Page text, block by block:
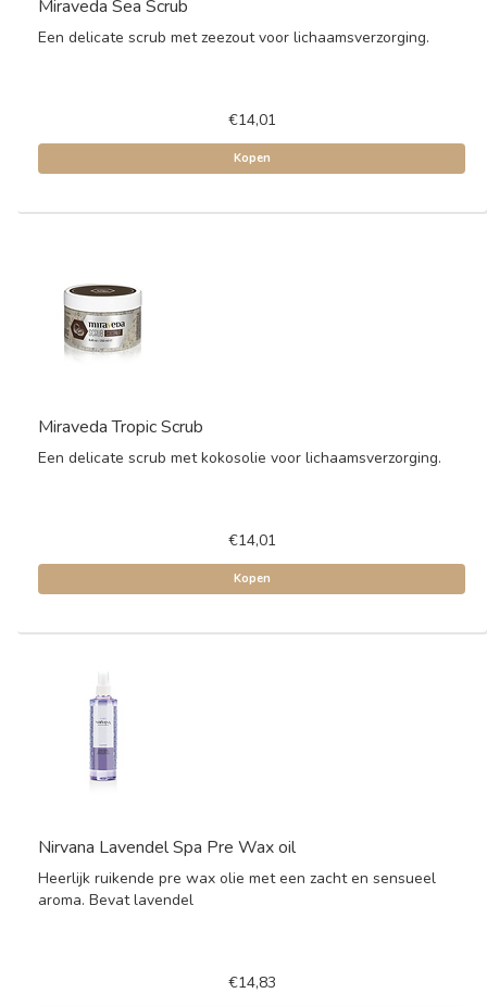
Miraveda Sea Scrub
Een delicate scrub met zeezout voor lichaamsverzorging.
€14,01
Kopen
Miraveda Tropic Scrub
Een delicate scrub met kokosolie voor lichaamsverzorging.
€14,01
Kopen
Nirvana Lavendel Spa Pre Wax oil
Heerlijk ruikende pre wax olie met een zacht en sensueel
aroma. Bevat lavendel
€14,83